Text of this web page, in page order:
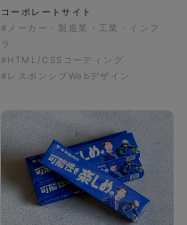
コーポレートサイト
#メーカー・製造業・工業・インフ
ラ
#HTML/CSSコーディング
#レスポンシブWebデザイン